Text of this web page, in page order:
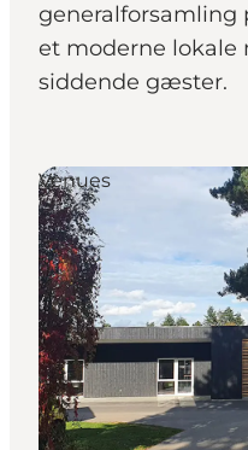
generalforsamling
et moderne lokale
siddende gæster.
Venues